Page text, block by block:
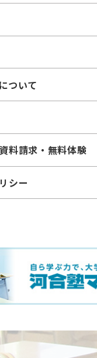
ついて
料請求・無料体験
シー